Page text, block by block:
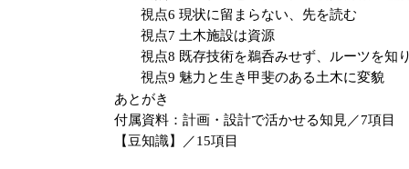
視点6 現状に留まらない、先を読む
視点7 土木施設は資源
視点8 既存技術を鵜呑みせず、ルーツを知
視点9 魅力と生き甲斐のある土木に変貌
あとがき
付属資料：計画・設計で活かせる知見／7項目
【豆知識】／15項目